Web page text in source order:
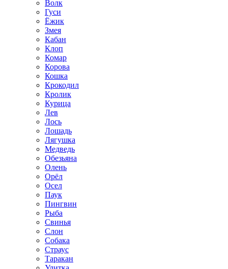
Волк
Гуси
Ёжик
Змея
Кабан
Клоп
Комар
Корова
Кошка
Крокодил
Кролик
Курица
Лев
Лось
Лошадь
Лягушка
Медведь
Обезьяна
Олень
Орёл
Осел
Паук
Пингвин
Рыба
Свинья
Слон
Собака
Страус
Таракан